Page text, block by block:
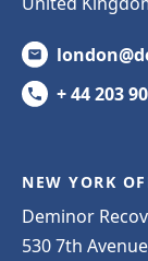
+ 44 203
NEW YORK
Deminor
530 7th